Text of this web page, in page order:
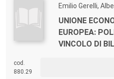
Emilio Gerelli,
UNIONE
EUROPEA:
VINCOLO DI
cod.
880.29